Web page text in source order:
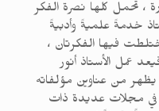
، تحمل كلها نصرة الفكر
خدمةً علميةً وأدبيةً
فيها الفكرتان ،
عمل الأستاذ أنور
من عناوين مؤلفاته
في مجلات عديدة ذات